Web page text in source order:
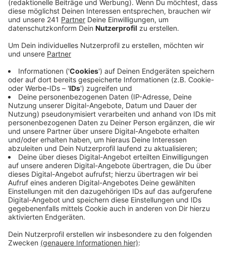
Veröffentlicht: Freitag, 02.05.2025 10:48
Anzeige
Vorher hatte sich Slawik eher auf Verkehrspolitik
spezialisiert. Jetzt will sie sich noch stärker auf die
Vertretung von queeren Menschen konzentrieren. Das
ist gerade vor allem mit Blick auf die Außenpolitik
nötiger denn je, da Donald Trump in den USA aktiv
Programme für den Schutz queerer Menschen
einschränken will.
Anzeige
Mehr Meldungen aus Leverkusen